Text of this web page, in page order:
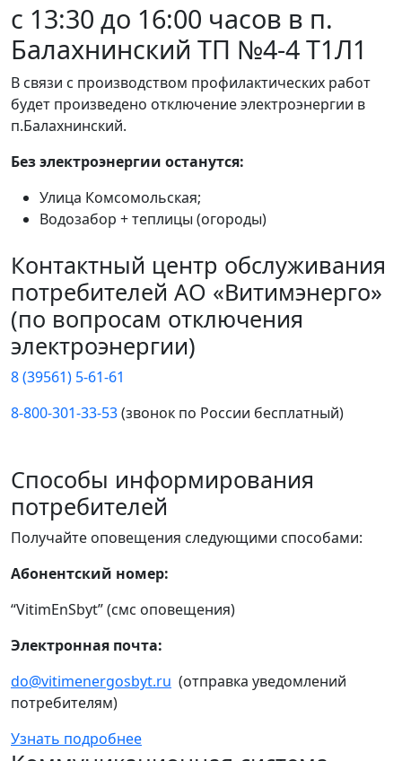
с 13:30 до 16:00 часов в п.
Балахнинский ТП №4-4 Т1Л1
В связи с производством профилактических работ
будет произведено отключение электроэнергии в
п.Балахнинский.
Без электроэнергии останутся:
Улица Комсомольская;
Водозабор + теплицы (огороды)
Контактный центр обслуживания
потребителей АО «Витимэнерго»
(по вопросам отключения
электроэнергии)
8 (39561) 5-61-61
8-800-301-33-53(звонок по России бесплатный)
Способы информирования
потребителей
Получайте оповещения следующими способами:
Абонентский номер:
“VitimEnSbyt” (смс оповещения)
Электронная почта:
do@vitimenergosbyt.ru (отправка уведомлений
потребителям)
Узнать подробнее